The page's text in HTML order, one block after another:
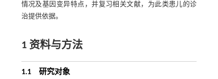
情况及基因变异特点，并复习相关文献，为此类患儿的诊
治提供依据。
1 资料与方法
1.1 研究对象